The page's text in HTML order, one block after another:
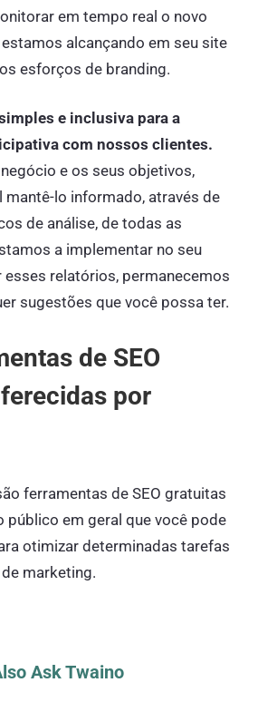
em tempo real o novo
alcançando em seu site
esforços de branding.
e inclusiva para a
com nossos clientes.
e os seus objetivos,
lo informado, através de
de análise, de todas as
a implementar no seu
esses relatórios, permanecemos
sugestões que você possa ter.
de SEO
por
ferramentas de SEO gratuitas
público em geral que você pode
otimizar determinadas tarefas
marketing.
Ask Twaino